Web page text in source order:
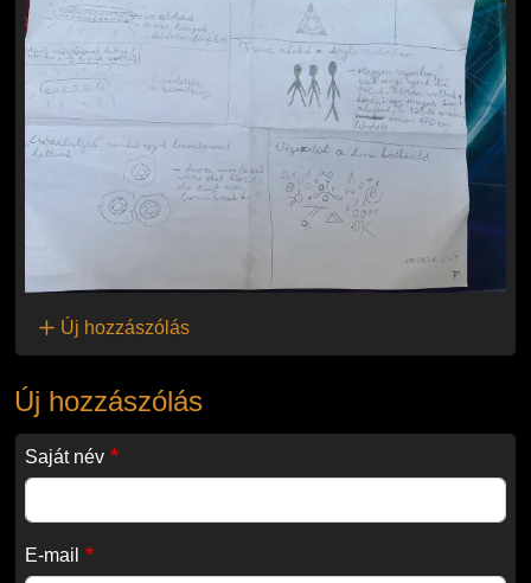
Új hozzászólás
Új hozzászólás
Saját név
E-mail